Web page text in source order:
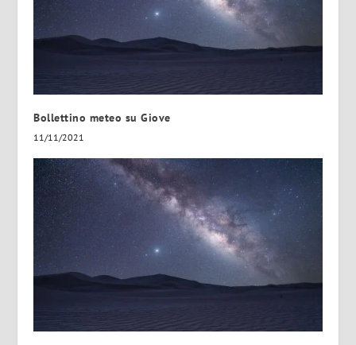
Bollettino meteo su Giove
11/11/2021